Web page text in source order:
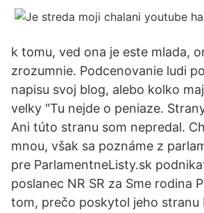
k tomu, ved ona je este mlada,
zrozumnie. Podcenovanie ludi
napisu svoj blog, alebo kolko
velky "Tu nejde o peniaze.
Ani túto stranu som nepredal.
mnou, však sa poznáme z
pre ParlamentneListy.sk
poslanec NR SR za Sme rodina
tom, prečo poskytol jeho stranu